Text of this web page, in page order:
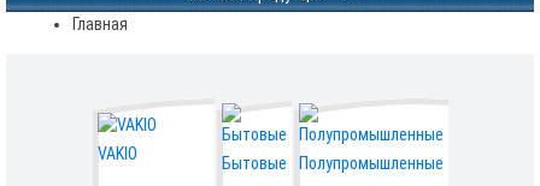
Главная
VAKIO Бытовые Полупромышленные